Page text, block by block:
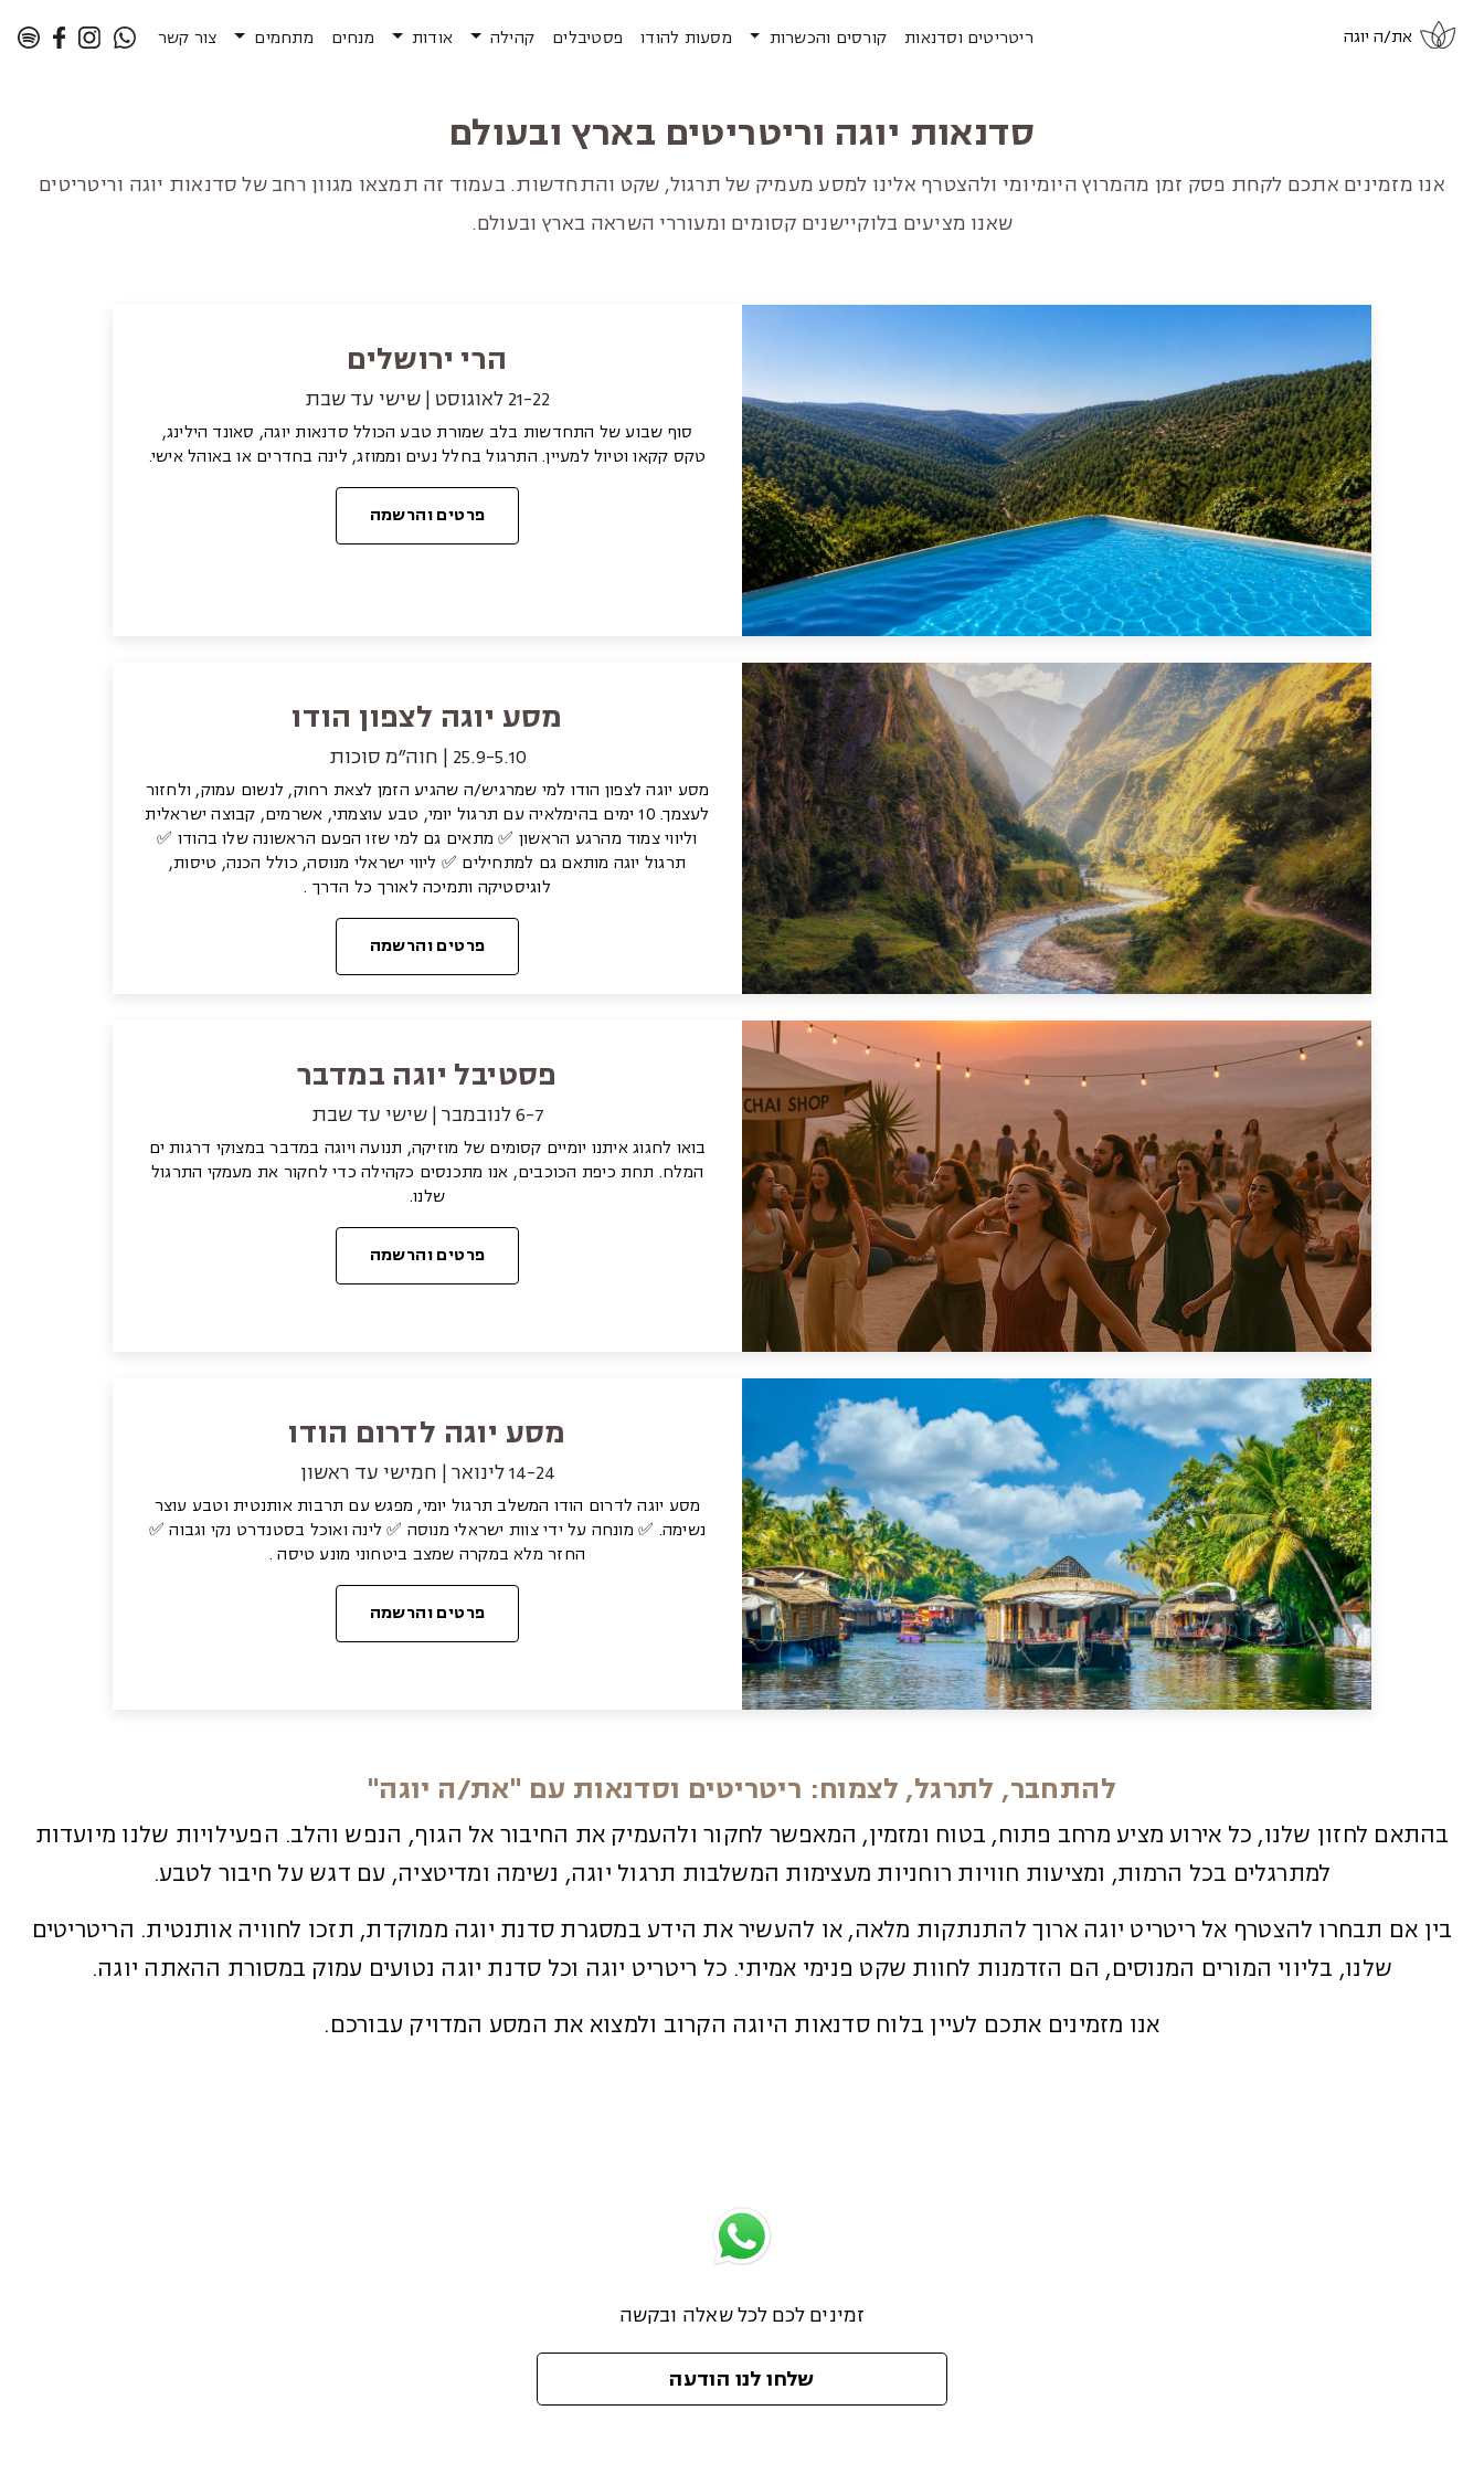
את/ה יוגה ריטריטים וסדנאות קורסים והכשרות מסעות להודו פסטיבלים קהילה אודות מנחים מתחמים צור קשר
סדנאות יוגה וריטריטים בארץ ובעולם
אנו מזמינים אתכם לקחת פסק זמן מהמרוץ היומיומי ולהצטרף אלינו למסע מעמיק של תרגול, שקט והתחדשות. בעמוד זה תמצאו מגוון רחב של סדנאות יוגה וריטריטים
שאנו מציעים בלוקיישנים קסומים ומעוררי השראה בארץ ובעולם.
הרי ירושלים
21-22 לאוגוסט | שישי עד שבת
סוף שבוע של התחדשות בלב שמורת טבע הכולל סדנאות יוגה, סאונד הילינג,
טקס קקאו וטיול למעיין. התרגול בחלל נעים וממוזג, לינה בחדרים או באוהל אישי.
פרטים והרשמה
מסע יוגה לצפון הודו
25.9-5.10 | חוה״מ סוכות
מסע יוגה לצפון הודו למי שמרגיש/ה שהגיע הזמן לצאת רחוק, לנשום עמוק, ולחזור
לעצמך. 10 ימים בהימלאיה עם תרגול יומי, טבע עוצמתי, אשרמים, קבוצה ישראלית
וליווי צמוד מהרגע הראשון ✅ מתאים גם למי שזו הפעם הראשונה שלו בהודו ✅
תרגול יוגה מותאם גם למתחילים ✅ ליווי ישראלי מנוסה, כולל הכנה, טיסות,
לוגיסטיקה ותמיכה לאורך כל הדרך .
פרטים והרשמה
פסטיבל יוגה במדבר
6-7 לנובמבר | שישי עד שבת
בואו לחגוג איתנו יומיים קסומים של מוזיקה, תנועה ויוגה במדבר במצוקי דרגות ים
המלח. תחת כיפת הכוכבים, אנו מתכנסים כקהילה כדי לחקור את מעמקי התרגול
שלנו.
פרטים והרשמה
מסע יוגה לדרום הודו
14-24 לינואר | חמישי עד ראשון
מסע יוגה לדרום הודו המשלב תרגול יומי, מפגש עם תרבות אותנטית וטבע עוצר
נשימה. ✅ מונחה על ידי צוות ישראלי מנוסה ✅ לינה ואוכל בסטנדרט נקי וגבוה ✅
החזר מלא במקרה שמצב ביטחוני מונע טיסה .
פרטים והרשמה
להתחבר, לתרגל, לצמוח: ריטריטים וסדנאות עם "את/ה יוגה"
בהתאם לחזון שלנו, כל אירוע מציע מרחב פתוח, בטוח ומזמין, המאפשר לחקור ולהעמיק את החיבור אל הגוף, הנפש והלב. הפעילויות שלנו מיועדות
למתרגלים בכל הרמות, ומציעות חוויות רוחניות מעצימות המשלבות תרגול יוגה, נשימה ומדיטציה, עם דגש על חיבור לטבע.
בין אם תבחרו להצטרף אל ריטריט יוגה ארוך להתנתקות מלאה, או להעשיר את הידע במסגרת סדנת יוגה ממוקדת, תזכו לחוויה אותנטית. הריטריטים
שלנו, בליווי המורים המנוסים, הם הזדמנות לחוות שקט פנימי אמיתי. כל ריטריט יוגה וכל סדנת יוגה נטועים עמוק במסורת ההאתה יוגה.
אנו מזמינים אתכם לעיין בלוח סדנאות היוגה הקרוב ולמצוא את המסע המדויק עבורכם.
זמינים לכם לכל שאלה ובקשה
שלחו לנו הודעה